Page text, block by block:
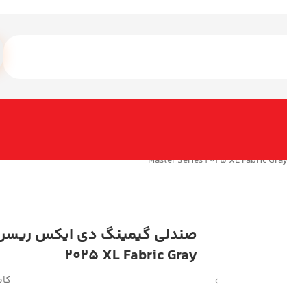
2025 XL Fabric Gray